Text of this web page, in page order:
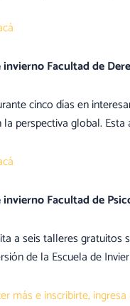
invierno Facultad de
cinco días en
perspectiva global.
invierno Facultad de
a seis talleres gratuitos
de la Escuela de
más e inscribirte, ingresa